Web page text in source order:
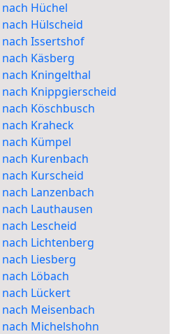
Hüchel
Hülscheid
Issertshof
Käsberg
Kningelthal
Knippgierscheid
Köschbusch
Kraheck
Kümpel
Kurenbach
Kurscheid
Lanzenbach
Lauthausen
Lescheid
Lichtenberg
Liesberg
Löbach
Lückert
Meisenbach
Michelshohn